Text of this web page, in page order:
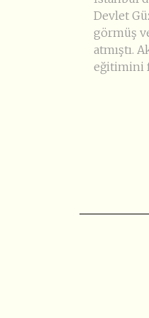
Devlet
görmüş
atmıştı.
eğitimini